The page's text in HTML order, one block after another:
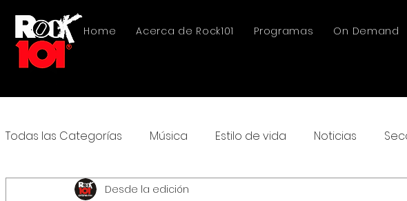
Home Acerca de Rock101 Programas On Demand
Todas las Categorías Música Estilo de vida Noticias
Desde la edición